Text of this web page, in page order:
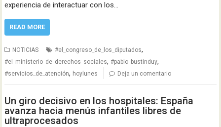
experiencia de interactuar con los…
READ MORE
NOTICIAS #el_congreso_de_los_diputados,
#el_ministerio_de_derechos_sociales,#pablo_bustinduy,
#servicios_de_atención, hoylunes Deja un comentario
Un giro decisivo en los hospitales: España
avanza hacia menús infantiles libres de
ultraprocesados